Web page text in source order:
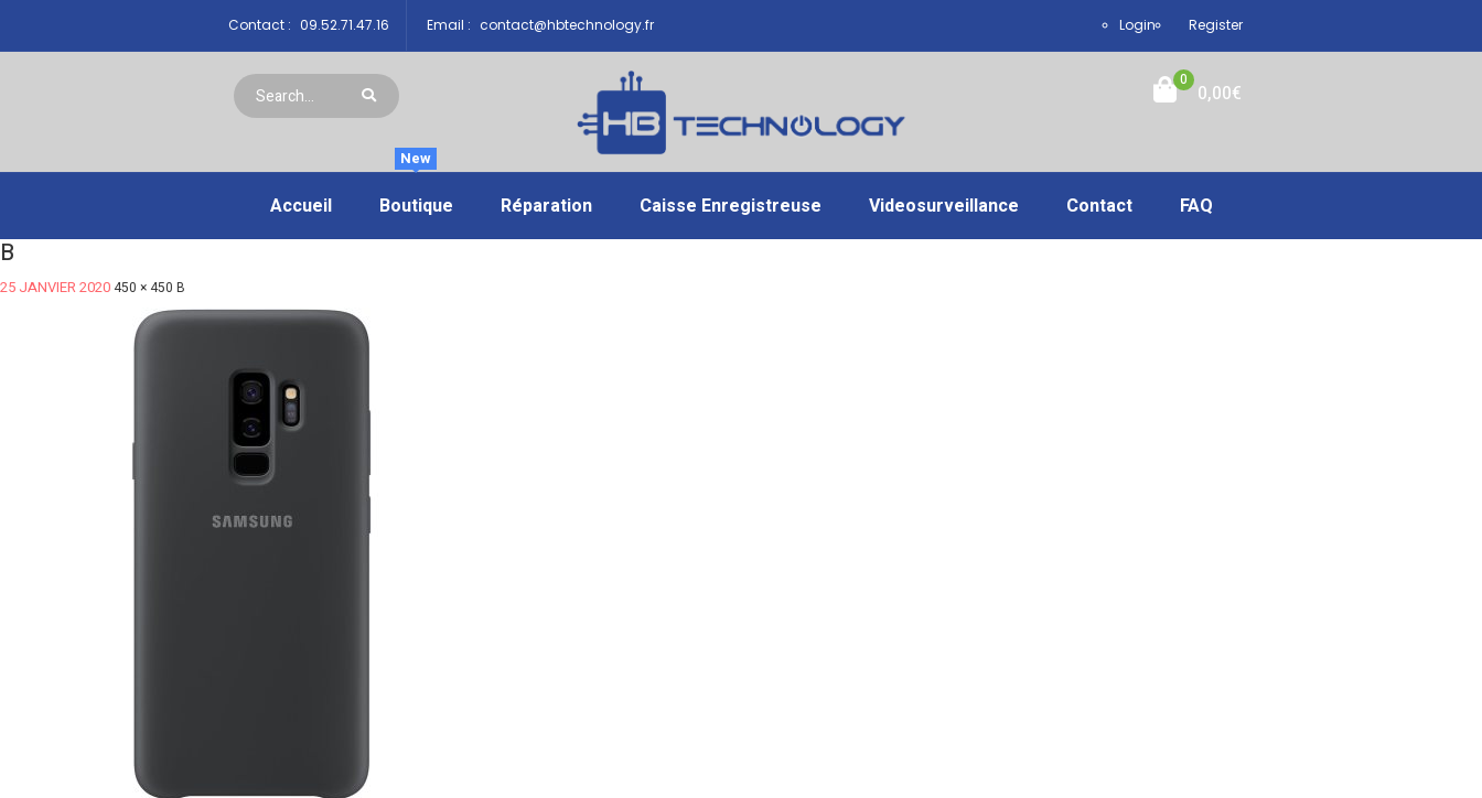
Contact : 09.52.71.47.16 Email : contact@hbtechnology.fr Login Register
0
0,00€
Accueil Boutique
New
Réparation Caisse Enregistreuse Videosurveillance Contact FAQ
B
25 JANVIER 2020 450 × 450 B